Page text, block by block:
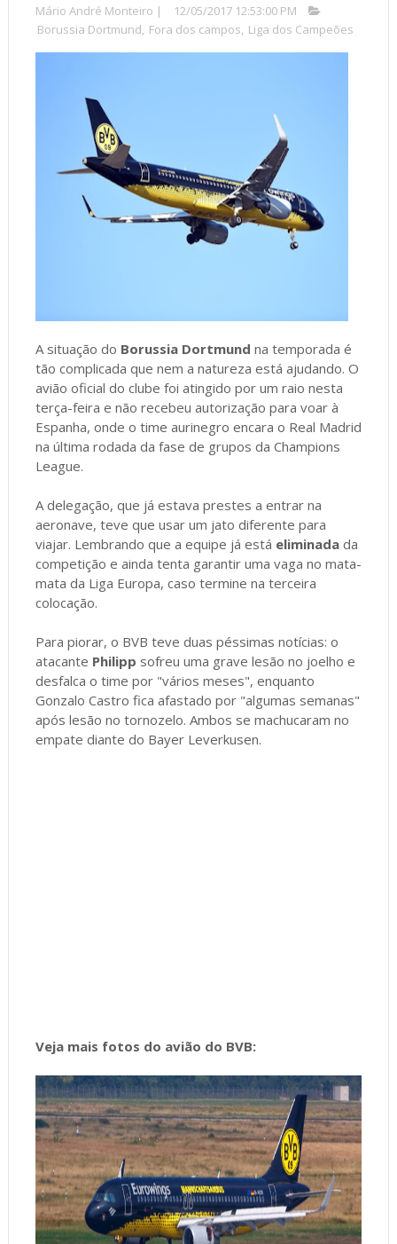
Mário André Monteiro |
12/05/2017 12:53:00 PM
Borussia Dortmund, Fora dos campos, Liga dos Campeões
A situação do Borussia Dortmund na temporada é
tão complicada que nem a natureza está ajudando. O
avião oficial do clube foi atingido por um raio nesta
terça-feira e não recebeu autorização para voar à
Espanha, onde o time aurinegro encara o Real Madrid
na última rodada da fase de grupos da Champions
League.
A delegação, que já estava prestes a entrar na
aeronave, teve que usar um jato diferente para
viajar. Lembrando que a equipe já está eliminada da
competição e ainda tenta garantir uma vaga no mata-
mata da Liga Europa, caso termine na terceira
colocação.
Para piorar, o BVB teve duas péssimas notícias: o
atacante Philipp sofreu uma grave lesão no joelho e
desfalca o time por "vários meses", enquanto
Gonzalo Castro fica afastado por "algumas semanas"
após lesão no tornozelo. Ambos se machucaram no
empate diante do Bayer Leverkusen.
Veja mais fotos do avião do BVB: